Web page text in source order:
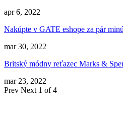
apr 6, 2022
Nakúpte v GATE eshope za pár
mar 30, 2022
Britský módny reťazec Marks &
mar 23, 2022
Prev Next 1 of 4